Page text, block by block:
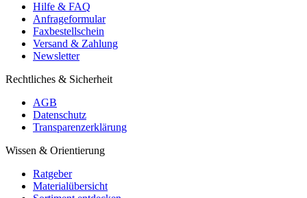
Hilfe & FAQ
Anfrageformular
Faxbestellschein
Versand & Zahlung
Newsletter
Rechtliches & Sicherheit
AGB
Datenschutz
Transparenzerklärung
Wissen & Orientierung
Ratgeber
Materialübersicht